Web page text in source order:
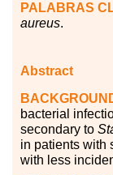
PALABRAS
aureus.
Abstract
bacterial
secondary to
in patients with
with less